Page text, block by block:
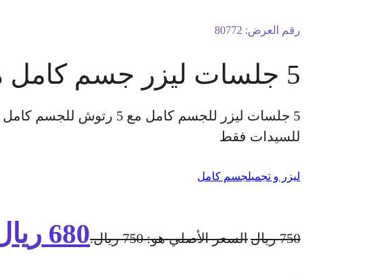
رقم العرض: 80772
5 جلسات ليزر جسم كامل مع 5 رتوش بجهاز جنتل ليز برو - سيناشور
5 جلسات ليزر للجسم
للسيدات فقط
ليزر و تجميلجسم كامل
750 ريالالسعر الأصلي هو: 750 ريال. 680